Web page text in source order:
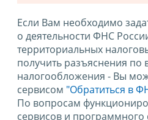
Если Вам необходимо
о деятельности ФНС
территориальных
получить разъяснения по
налогообложения - Вы
сервисом "Обратиться в
По вопросам
сервисов и